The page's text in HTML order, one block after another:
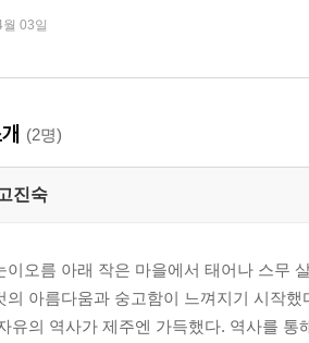
관심 없는 진압
홍이 겪은 제주 4·3
분단까지_남북 두 개의 정부 수립
03일
(2명)
진숙
이오름 아래 작은 마을에서 태어나 스무
의 아름다움과 숭고함이 느껴지기 시작
유의 역사가 제주엔 가득했다. 역사를